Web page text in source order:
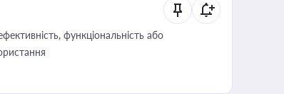
функціональність або